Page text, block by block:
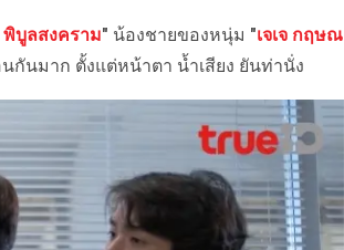
พิบูลสงคราม" น้องชายของหนุ่ม "เจเจ กฤษณ
กันมาก ตั้งแต่หน้าตา น้ำเสียง ยันท่านั่ง